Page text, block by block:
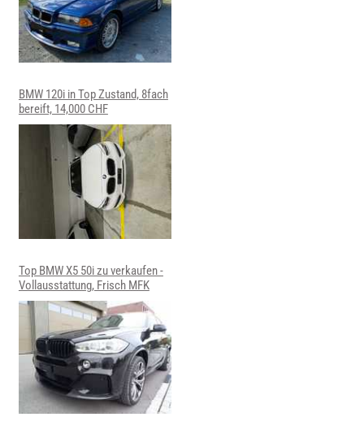
BMW 120i in Top Zustand, 8fach
bereift, 14,000 CHF
Top BMW X5 50i zu verkaufen -
Vollausstattung, Frisch MFK